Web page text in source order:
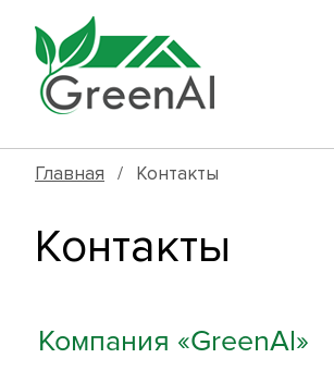
Контакты
Главная / Контакты
Компания «GreenAl»